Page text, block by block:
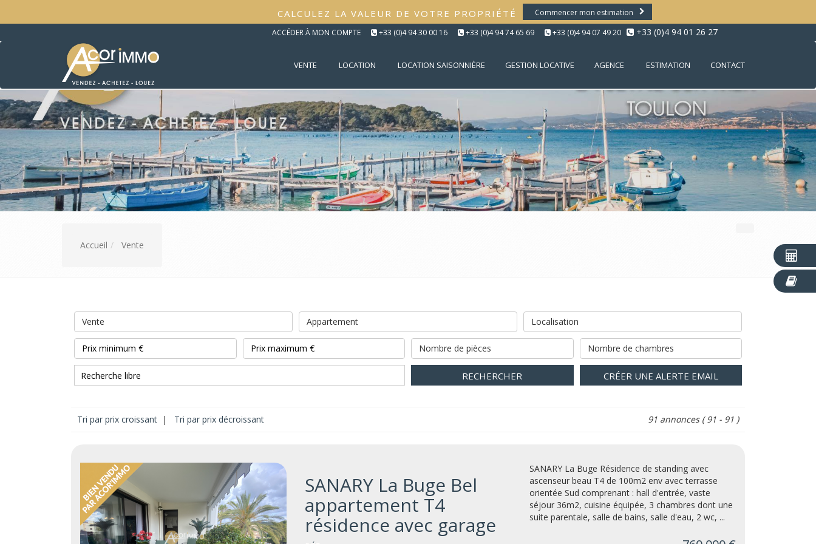
CALCULEZ LA VALEUR DE VOTRE PROPRIÉTÉ
Commencer mon estimation
ACCÉDER À MON COMPTE
+33 (0)4 94 30 00 16 +33 (0)4 94 74 65 69 +33 (0)4 94 07 49 20 +33 (0)4 94 01 26 27
VENTE LOCATION LOCATION SAISONNIÈRE GESTION LOCATIVE AGENCE ESTIMATION CONTACT
Accueil Vente
Vente Appartement Localisation
Nombre de pièces Nombre de chambres
RECHERCHER CRÉER UNE ALERTE EMAIL
Tri par prix croissant | Tri par prix décroissant 91 annonces ( 91 - 91 )
SANARY La Buge Bel
appartement T4
résidence avec garage
SANARY La Buge Résidence de standing avec
ascenseur beau T4 de 100m2 env avec terrasse
orientée Sud comprenant : hall d'entrée, vaste
séjour 36m2, cuisine équipée, 3 chambres dont une
suite parentale, salle de bains, salle d'eau, 2 wc, ...